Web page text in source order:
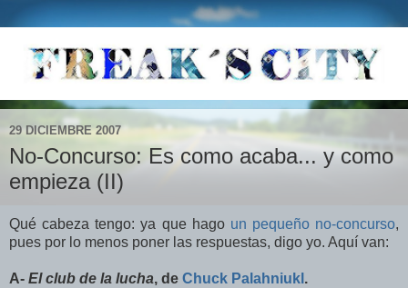
29 DICIEMBRE 2007
No-Concurso: Es como acaba... y como
empieza (II)
Qué cabeza tengo: ya que hago un pequeño no-concurso,
pues por lo menos poner las respuestas, digo yo. Aquí van:
A- El club de la lucha, de Chuck Palahniukl .